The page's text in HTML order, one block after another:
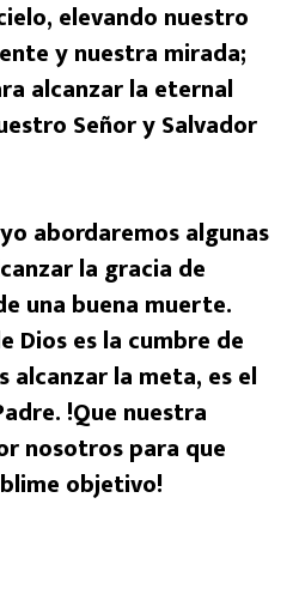
elevando nuestro
y nuestra mirada;
alcanzar la eternal
Señor y Salvador
abordaremos algunas
la gracia de
una buena muerte.
Dios es la cumbre de
alcanzar la meta, es el
!Que nuestra
nosotros para que
objetivo!